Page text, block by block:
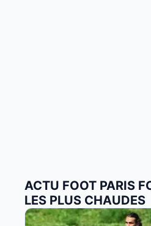
ACTU FOOT PARIS
LES PLUS CHAUDES